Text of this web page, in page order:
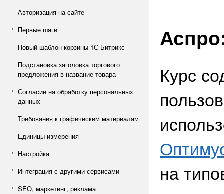
Авторизация на сайте
Первые шаги
Новый шаблон корзины 1С-Битрикс
Подстановка заголовка торгового
предложения в название товара
Согласие на обработку персональных
данных
Требования к графическим материалам
Единицы измерения
Настройка
Интеграция с другими сервисами
SEO, маркетинг, реклама
Курс
на